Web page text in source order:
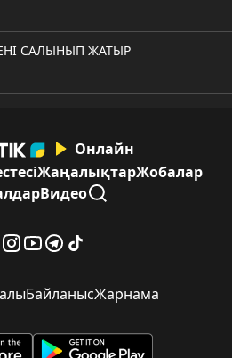
САЛЫНЫП ЖАТЫР
Онлайн
ЖаңалықтарЖобалар
Видео
БайланысЖарнама